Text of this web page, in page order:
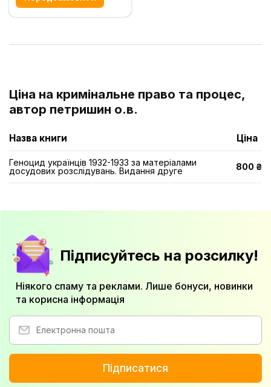
Ціна на кримінальне право та процес,
автор петришин о.в.
Назва книги Ціна
Геноцид українців 1932-1933 за матеріалами
досудових розслідувань. Видання друге
800 ₴
Підписуйтесь на розсилку!
Ніякого спаму та реклами. Лише бонуси, новинки
та корисна інформація
Підписатися